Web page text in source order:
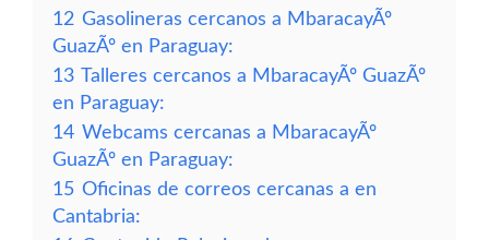
12 Gasolineras cercanos a MbaracayÃº
GuazÃº en Paraguay:
13 Talleres cercanos a MbaracayÃº GuazÃº
en Paraguay:
14 Webcams cercanas a MbaracayÃº
GuazÃº en Paraguay:
15 Oficinas de correos cercanas a en
Cantabria: